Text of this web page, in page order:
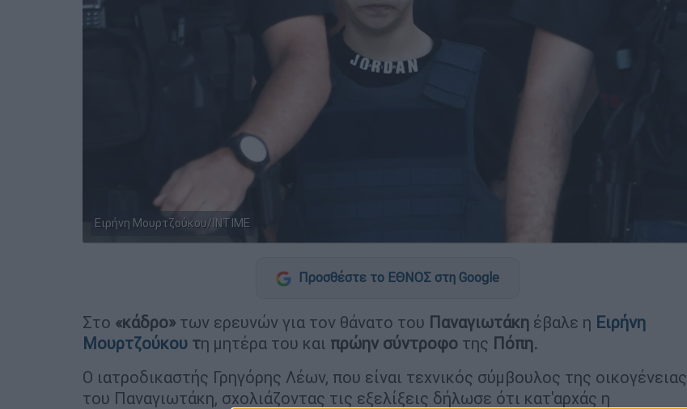
Ειρήνη Μουρτζούκου/ΙΝΤΙΜΕ
Προσθέστε το ΕΘΝΟΣ στη Google
Στο «κάδρο» των ερευνών για τον θάνατο του Παναγιωτάκη έβαλε η Ειρήνη
Μουρτζούκου τη μητέρα του και πρώην σύντροφο της Πόπη.
Ο ιατροδικαστής Γρηγόρης Λέων, που είναι τεχνικός σύμβουλος της οικογένειας
του Παναγιωτάκη, σχολιάζοντας τις εξελίξεις δήλωσε ότι κατ'αρχάς η